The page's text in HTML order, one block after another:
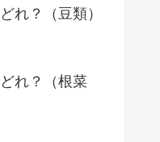
れ？（豆類）
れ？（根菜